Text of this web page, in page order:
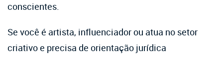
conscientes.
Se você é artista, influenciador ou atua no setor
criativo e precisa de orientação jurídica